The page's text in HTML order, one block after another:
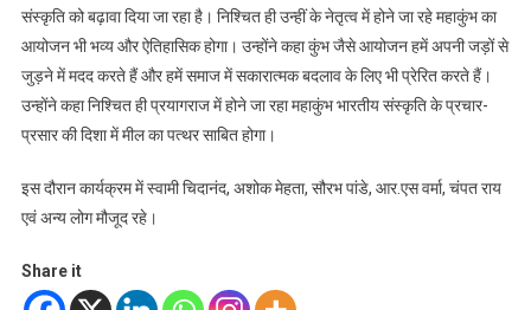
संस्कृति को बढ़ावा दिया जा रहा है। निश्चित ही उन्हीं के नेतृत्व में होने जा रहे महाकुंभ का
आयोजन भी भव्य और ऐतिहासिक होगा। उन्होंने कहा कुंभ जैसे आयोजन हमें अपनी जड़ों से
जुड़ने में मदद करते हैं और हमें समाज में सकारात्मक बदलाव के लिए भी प्रेरित करते हैं।
उन्होंने कहा निश्चित ही प्रयागराज में होने जा रहा महाकुंभ भारतीय संस्कृति के प्रचार-
प्रसार की दिशा में मील का पत्थर साबित होगा।
इस दौरान कार्यक्रम में स्वामी चिदानंद, अशोक मेहता, सौरभ पांडे, आर.एस वर्मा, चंपत राय
एवं अन्य लोग मौजूद रहे।
Share it